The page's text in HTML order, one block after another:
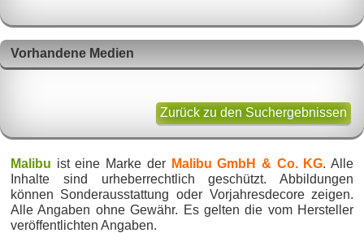
Vorhandene Medien
Zurück zu den Suchergebnissen
Malibu ist eine Marke der Malibu GmbH & Co. KG. Alle
Inhalte sind urheberrechtlich geschützt. Abbildungen
können Sonderausstattung oder Vorjahresdecore zeigen.
Alle Angaben ohne Gewähr. Es gelten die vom Hersteller
veröffentlichten Angaben.